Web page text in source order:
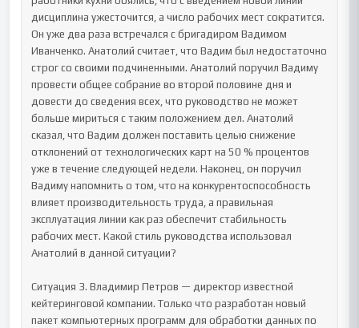
дисциплина ужесточится, а число рабочих мест сократится.
Он уже два раза встречался с бригадиром Вадимом
Иванченко. Анатолий считает, что Вадим был недостаточно
строг со своими подчиненными. Анатолий поручил Вадиму
провести общее собрание во второй половине дня и
довести до сведения всех, что руководство не может
больше мириться с таким положением дел. Анатолий
сказал, что Вадим должен поставить целью снижение
отклонений от технологических карт на 50 % процентов
уже в течение следующей недели. Наконец, он поручил
Вадиму напомнить о том, что на конкурентоспособность
влияет производительность труда, а правильная
эксплуатация линии как раз обеспечит стабильность
рабочих мест. Какой стиль руководства использовал
Анатолий в данной ситуации?
Ситуация 3. Владимир Петров — директор известной
кейтеринговой компании. Только что разработан новый
пакет компьютерных программ для обработки данных по